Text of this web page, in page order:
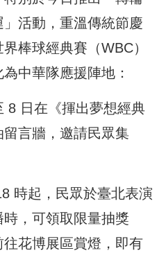
活動，重溫傳統節慶
棒球經典賽（WBC）
中華隊應援陣地：
8 日在《揮出夢想經典
言牆，邀請民眾集
時起，民眾於臺北表演
，可領取限量抽獎
花博展區賞燈，即有